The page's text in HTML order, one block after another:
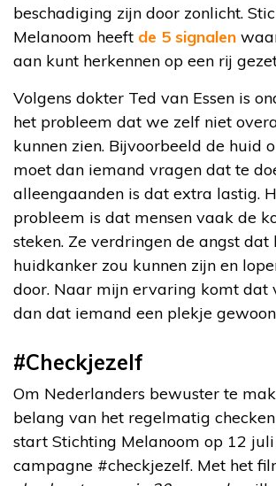
beschadiging zijn door zonlicht.
Melanoom heeft de 5 signalen
aan kunt herkennen op een rij
Volgens dokter Ted van Essen is
het probleem dat we zelf niet
kunnen zien. Bijvoorbeeld de huid
moet dan iemand vragen dat te
alleengaanden is dat extra lastig.
probleem is dat mensen vaak de
steken. Ze verdringen de angst dat
huidkanker zou kunnen zijn en
door. Naar mijn ervaring komt dat
dan dat iemand een plekje gewoon
#Checkjezelf
Om Nederlanders bewuster te
belang van het regelmatig
start Stichting Melanoom op 12
campagne #checkjezelf. Met het